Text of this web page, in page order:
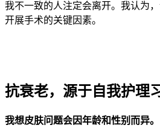
我不一致的人注定会离开。我认为
开展手术的关键因素。
抗衰老，源于自我护理
我想皮肤问题会因年龄和性别而异。